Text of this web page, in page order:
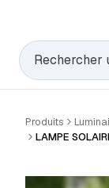
Rechercher
Produits
LAMPE